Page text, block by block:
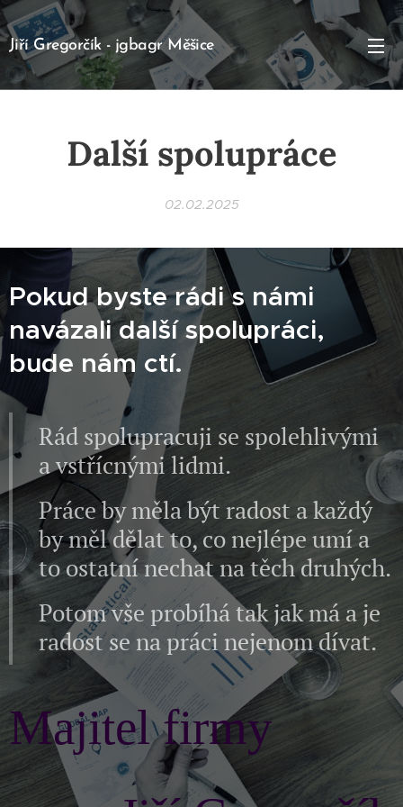
Jiří Gregorčík - jgbagr Měšice
Další spolupráce
02.02.2025
Pokud byste rádi s námi
navázali další spolupráci,
bude nám ctí.
Rád spolupracuji se spolehlivými
a vstřícnými lidmi.
Práce by měla být radost a každý
by měl dělat to, co nejlépe umí a
to ostatní nechat na těch druhých.
Potom vše probíhá tak jak má a je
radost se na práci nejenom dívat.
Majitel firmy